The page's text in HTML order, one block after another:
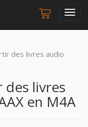
des livres audio
livres
en M4A